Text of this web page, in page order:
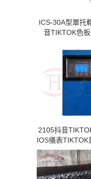
ICS-30A型單托
音TIKTOK色
2105抖音
IOS儀表TIKTOK